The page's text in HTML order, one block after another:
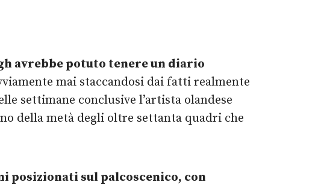
avrebbe potuto tenere un diario
mai staccandosi dai fatti realmente
settimane conclusive l’artista olandese
della metà degli oltre settanta quadri che
posizionati sul palcoscenico, con